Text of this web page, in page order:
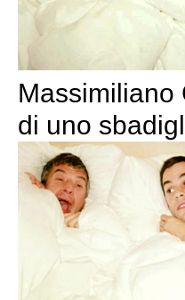
Massimiliano
di uno